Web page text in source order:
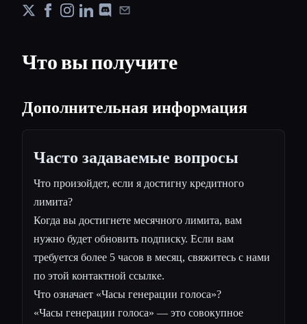
Что вы получите
Дополнительная информация
Часто задаваемые вопросы
Что произойдет, если я достигну кредитного
лимита?
Когда вы достигнете месячного лимита, вам
нужно будет обновить подписку. Если вам
требуется более 5 часов в месяц, свяжитесь с нами
по этой контактной ссылке.
Что означает «Часы генерации голоса»?
«Часы генерации голоса» — это совокупное